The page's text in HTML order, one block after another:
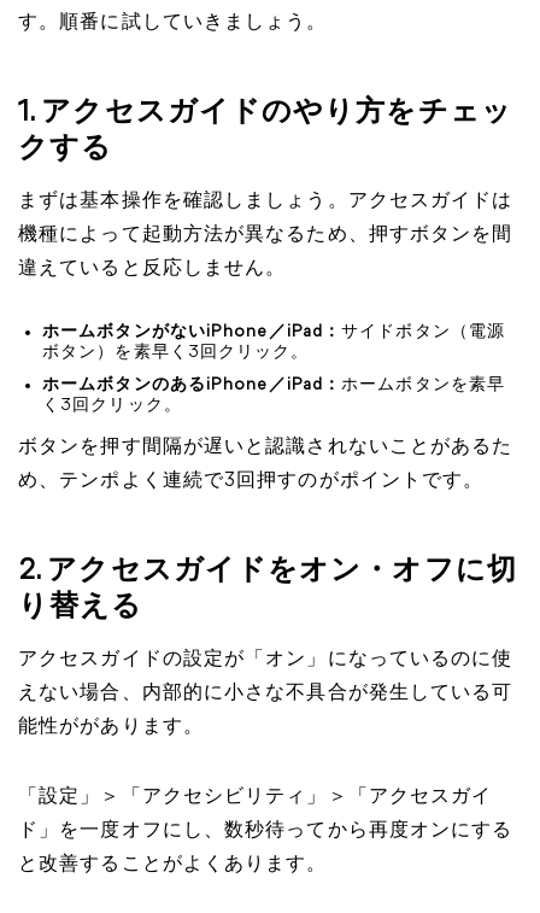
す。順番に試していきましょう。
1. アクセスガイドのやり方をチェッ
クする
まずは基本操作を確認しましょう。アクセスガイドは
機種によって起動方法が異なるため、押すボタンを間
違えていると反応しません。
ホームボタンがないiPhone／iPad：サイドボタン（電源
ボタン）を素早く3回クリック。
ホームボタンのあるiPhone／iPad：ホームボタンを素早
く3回クリック。
ボタンを押す間隔が遅いと認識されないことがあるた
め、テンポよく連続で3回押すのがポイントです。
2. アクセスガイドをオン・オフに切
り替える
アクセスガイドの設定が「オン」になっているのに使
えない場合、内部的に小さな不具合が発生している可
能性ががあります。
「設定」＞「アクセシビリティ」＞「アクセスガイ
ド」を一度オフにし、数秒待ってから再度オンにする
と改善することがよくあります。